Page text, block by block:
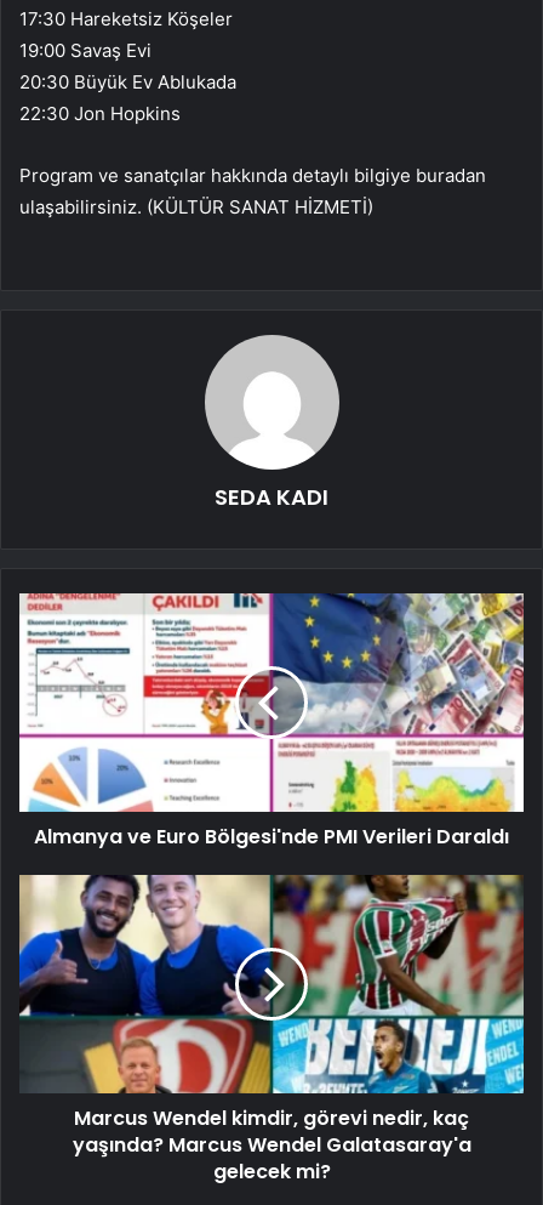
17:30 Hareketsiz Köşeler
19:00 Savaş Evi
20:30 Büyük Ev Ablukada
22:30 Jon Hopkins
Program ve sanatçılar hakkında detaylı bilgiye buradan
ulaşabilirsiniz. (KÜLTÜR SANAT HİZMETİ)
SEDA KADI
Almanya ve Euro Bölgesi'nde PMI Verileri Daraldı
Marcus Wendel kimdir, görevi nedir, kaç
yaşında? Marcus Wendel Galatasaray'a
gelecek mi?